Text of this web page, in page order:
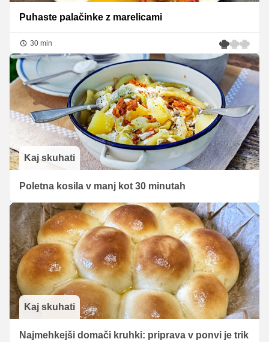
Puhaste palačinke z marelicami
30 min
Kaj skuhati
Poletna kosila v manj kot 30 minutah
Kaj skuhati
Najmehkejši domači kruhki: priprava v ponvi je trik